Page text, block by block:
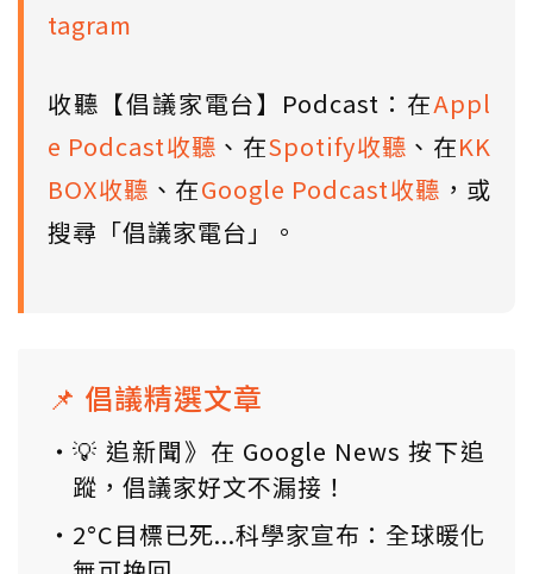
tagram
收聽【倡議家電台】Podcast：在Appl
e Podcast收聽 、在Spotify收聽 、在KK
BOX收聽 、在Google Podcast收聽 ，或
搜尋「倡議家電台」。
📌 倡議精選文章
💡 追新聞》在 Google News 按下追
蹤，倡議家好文不漏接！
2°C目標已死...科學家宣布：全球暖化